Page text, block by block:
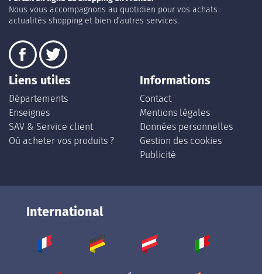
Nous vous accompagnons au quotidien pour vos achats :
actualités shopping et bien d’autres services.
Liens utiles
Départements
Enseignes
SAV & Service client
Où acheter vos produits ?
Informations
Contact
Mentions légales
Données personnelles
Gestion des cookies
Publicité
International